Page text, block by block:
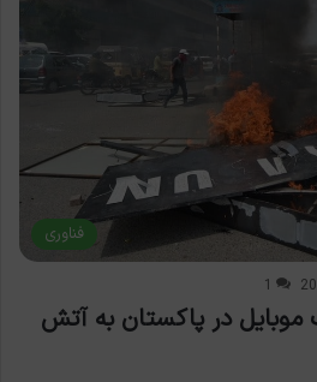
فناوری
1
موبایل در پاکستان به آتش